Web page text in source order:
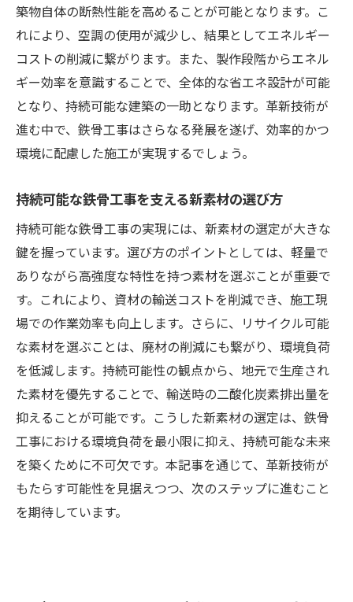
築物自体の断熱性能を高めることが可能となります。こ
れにより、空調の使用が減少し、結果としてエネルギー
コストの削減に繋がります。また、製作段階からエネル
ギー効率を意識することで、全体的な省エネ設計が可能
となり、持続可能な建築の一助となります。革新技術が
進む中で、鉄骨工事はさらなる発展を遂げ、効率的かつ
環境に配慮した施工が実現するでしょう。
持続可能な鉄骨工事を支える新素材の選び方
持続可能な鉄骨工事の実現には、新素材の選定が大きな
鍵を握っています。選び方のポイントとしては、軽量で
ありながら高強度な特性を持つ素材を選ぶことが重要で
す。これにより、資材の輸送コストを削減でき、施工現
場での作業効率も向上します。さらに、リサイクル可能
な素材を選ぶことは、廃材の削減にも繋がり、環境負荷
を低減します。持続可能性の観点から、地元で生産され
た素材を優先することで、輸送時の二酸化炭素排出量を
抑えることが可能です。こうした新素材の選定は、鉄骨
工事における環境負荷を最小限に抑え、持続可能な未来
を築くために不可欠です。本記事を通じて、革新技術が
もたらす可能性を見据えつつ、次のステップに進むこと
を期待しています。